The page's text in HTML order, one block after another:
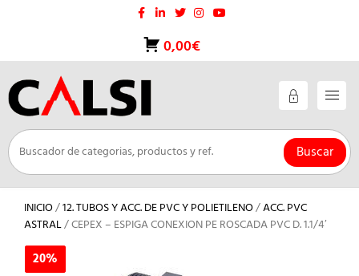
0,00€
Buscar
INICIO/12. TUBOS Y ACC. DE PVC Y POLIETILENO/ACC. PVC
ASTRAL/ CEPEX – ESPIGA CONEXION PE ROSCADA PVC D. 1.1/4′
20%
20%